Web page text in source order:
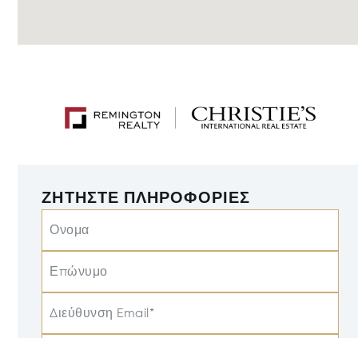
ΖΗΤΉΣΤΕ ΠΛΗΡΟΦΟΡΊΕΣ
Ονομα
Επώνυμο
Διεύθυνση Email*